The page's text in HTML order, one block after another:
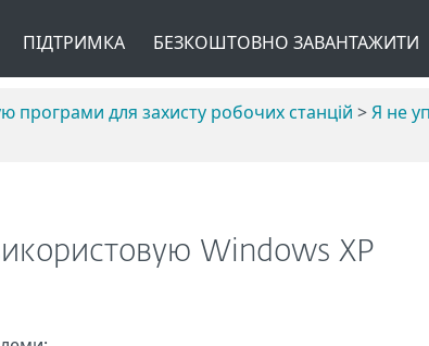
ПІДТРИМКА БЕЗКОШТОВНО ЗАВАНТАЖИТИ
програми для захисту робочих станцій >Я не
Windows XP